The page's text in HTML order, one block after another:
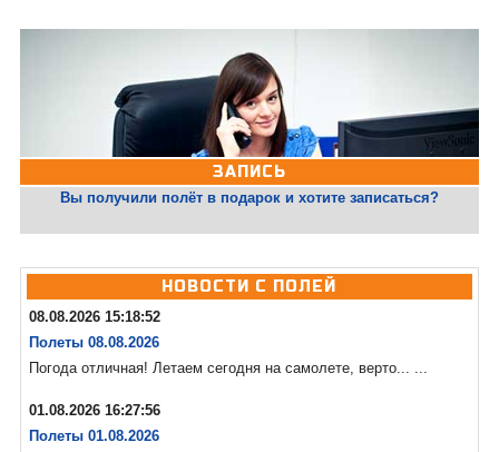
ЗАПИСЬ
Вы получили полёт в подарок и хотите записаться?
НОВОСТИ С ПОЛЕЙ
08.08.2026 15:18:52
Полеты 08.08.2026
Погода отличная! Летаем сегодня на самолете, верто... ...
01.08.2026 16:27:56
Полеты 01.08.2026